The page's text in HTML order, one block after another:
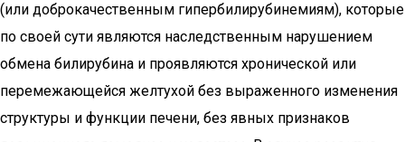
(или доброкачественным гипербилирубинемиям), которые
по своей сути являются наследственным нарушением
обмена билирубина и проявляются хронической или
перемежающейся желтухой без выраженного изменения
структуры и функции печени, без явных признаков